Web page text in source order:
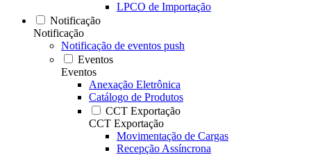
LPCO de Importação
Notificação
Notificação
Notificação de eventos push
Eventos
Eventos
Anexação Eletrônica
Catálogo de Produtos
CCT Exportação
CCT Exportação
Movimentação de Cargas
Recepção Assíncrona